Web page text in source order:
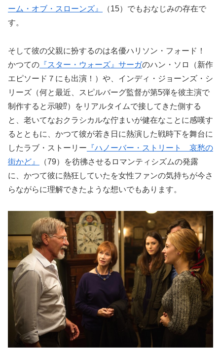
ーム・オブ・スローンズ』
（15）でもおなじみの存在で
す。
そして彼の父親に扮するのは名優ハリソン・フォード！
かつての 『スター・ウォーズ』サーガのハン・ソロ（新作
エピソード７にも出演！）や、インディ・ジョーンズ・シ
リーズ（何と最近、スピルバーグ監督が第5弾を彼主演で
制作すると示唆⁉）をリアルタイムで接してきた側する
と、老いてなおクラシカルな佇まいが健在なことに感嘆す
るとともに、かつて彼が若き日に熱演した戦時下を舞台に
したラブ・ストーリー 『ハノーバー・ストリート 哀愁の
街かど』
（79）を彷彿させるロマンティシズムの発露
に、かつて彼に熱狂していたを女性ファンの気持ちが今さ
らながらに理解できたような想いでもあります。